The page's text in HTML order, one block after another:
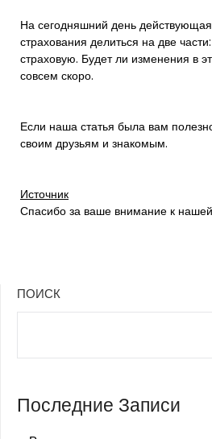
На сегодняшний день
страхования делиться на две
страховую. Будет ли изменения в
совсем скоро.
Если наша статья была вам
своим друзьям и знакомым.
Источник
Спасибо за ваше внимание к
ПОИСК
Последние Записи